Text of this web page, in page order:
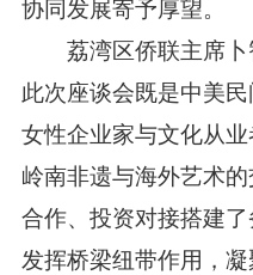
荔湾区侨联主席
此次座谈会既是中美
女性企业家与文化从
岭南非遗与海外艺术
合作、投资对接搭建
发挥桥梁纽带作用，